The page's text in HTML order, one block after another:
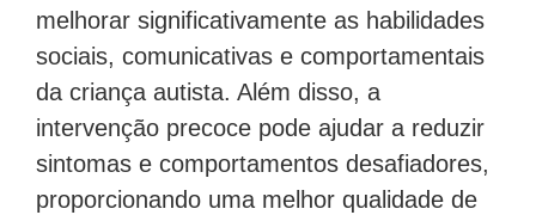
melhorar significativamente as habilidades
sociais, comunicativas e comportamentais
da criança autista. Além disso, a
intervenção precoce pode ajudar a reduzir
sintomas e comportamentos desafiadores,
proporcionando uma melhor qualidade de